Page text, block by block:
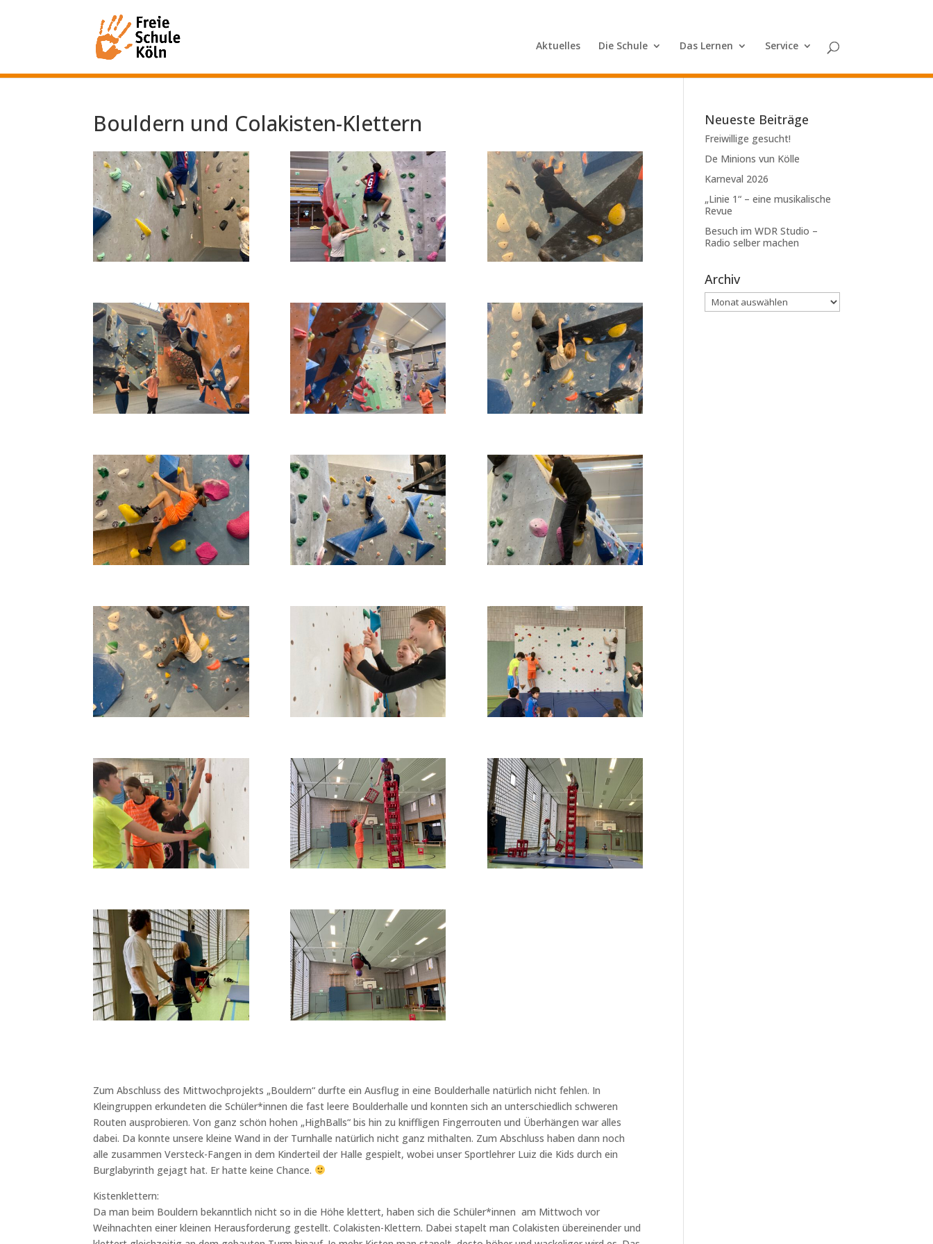
Aktuelles Die Schule Das Lernen Service
Bouldern und Colakisten-Klettern
Zum Abschluss des Mittwochprojekts „Bouldern“ durfte ein Ausflug in eine Boulderhalle natürlich nicht fehlen. In
Kleingruppen erkundeten die Schüler*innen die fast leere Boulderhalle und konnten sich an unterschiedlich schweren
Routen ausprobieren. Von ganz schön hohen „HighBalls“ bis hin zu kniffligen Fingerrouten und Überhängen war alles
dabei. Da konnte unsere kleine Wand in der Turnhalle natürlich nicht ganz mithalten. Zum Abschluss haben dann noch
alle zusammen Versteck-Fangen in dem Kinderteil der Halle gespielt, wobei unser Sportlehrer Luiz die Kids durch ein
Burglabyrinth gejagt hat. Er hatte keine Chance.
Kistenklettern:
Da man beim Bouldern bekanntlich nicht so in die Höhe klettert, haben sich die Schüler*innen am Mittwoch vor
Weihnachten einer kleinen Herausforderung gestellt. Colakisten-Klettern. Dabei stapelt man Colakisten übereinender und
Neueste Beiträge
Freiwillige gesucht!
De Minions vun Kölle
Karneval 2026
„Linie 1“ – eine musikalische
Revue
Besuch im WDR Studio –
Radio selber machen
Archiv